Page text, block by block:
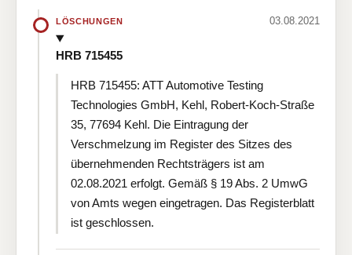
LÖSCHUNGEN 03.08.2021
HRB 715455
HRB 715455: ATT Automotive Testing
Technologies GmbH, Kehl, Robert-Koch-Straße
35, 77694 Kehl. Die Eintragung der
Verschmelzung im Register des Sitzes des
übernehmenden Rechtsträgers ist am
02.08.2021 erfolgt. Gemäß § 19 Abs. 2 UmwG
von Amts wegen eingetragen. Das Registerblatt
ist geschlossen.